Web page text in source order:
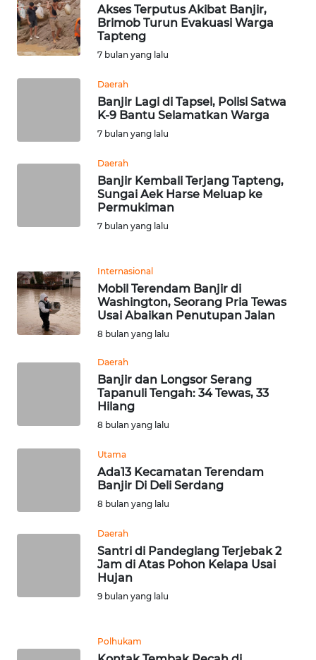
Akses Terputus Akibat Banjir,
Brimob Turun Evakuasi Warga
Tapteng
7 bulan yang lalu
Daerah
Banjir Lagi di Tapsel, Polisi Satwa
K-9 Bantu Selamatkan Warga
7 bulan yang lalu
Daerah
Banjir Kembali Terjang Tapteng,
Sungai Aek Harse Meluap ke
Permukiman
7 bulan yang lalu
Internasional
Mobil Terendam Banjir di
Washington, Seorang Pria Tewas
Usai Abaikan Penutupan Jalan
8 bulan yang lalu
Daerah
Banjir dan Longsor Serang
Tapanuli Tengah: 34 Tewas, 33
Hilang
8 bulan yang lalu
Utama
Ada13 Kecamatan Terendam
Banjir Di Deli Serdang
8 bulan yang lalu
Daerah
Santri di Pandeglang Terjebak 2
Jam di Atas Pohon Kelapa Usai
Hujan
9 bulan yang lalu
Polhukam
INFO
IKLAN
KAMI
SIBER
Wahana
News
Regional
JAKARTA
WN